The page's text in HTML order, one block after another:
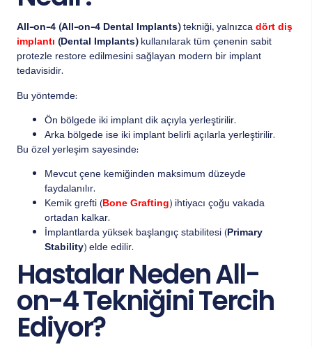
All-on-4 (All-on-4 Dental Implants)tekniği, yalnızcadört diş
implantı (Dental Implants)kullanılarak tüm çenenin sabit
protezle restore edilmesini sağlayan modern bir implant
tedavisidir.
Bu yöntemde:
Ön bölgede iki implant dik açıyla yerleştirilir.
Arka bölgede ise iki implant belirli açılarla yerleştirilir.
Bu özel yerleşim sayesinde:
Mevcut çene kemiğinden maksimum düzeyde
faydalanılır.
Kemik grefti (Bone Grafting) ihtiyacı çoğu vakada
ortadan kalkar.
İmplantlarda yüksek başlangıç stabilitesi (Primary
Stability) elde edilir.
Hastalar Neden All-
on-4 Tekniğini Tercih
Ediyor?